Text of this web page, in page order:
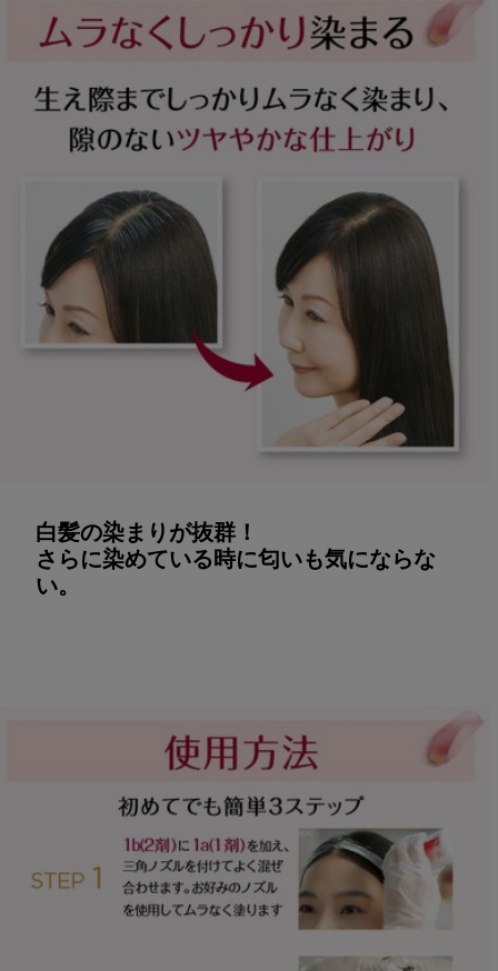
白髪の染まりが抜群！
さらに染めている時に匂いも気にならな
い。